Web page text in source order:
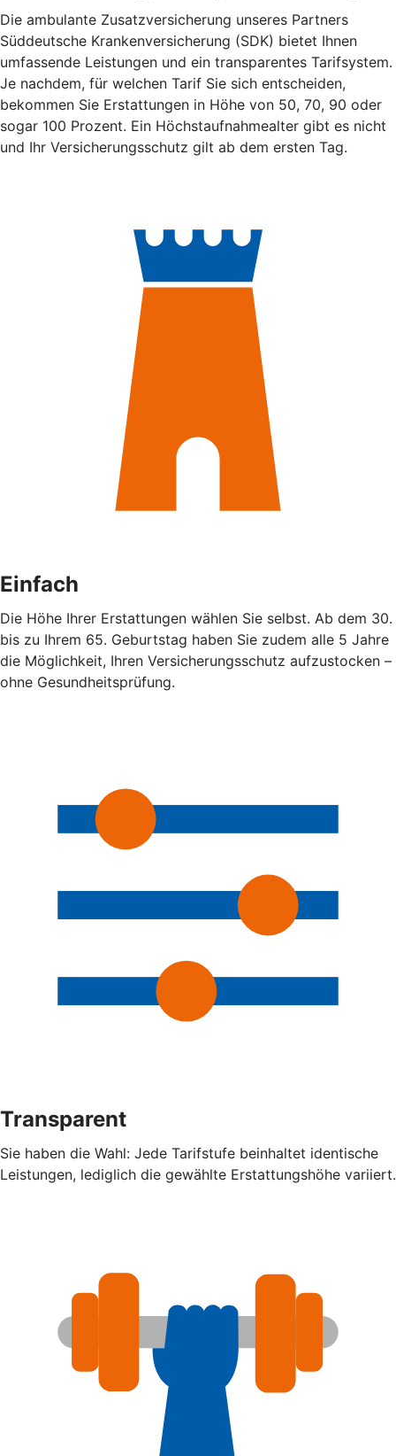
Die ambulante Zusatzversicherung unseres Partners
Süddeutsche Krankenversicherung (SDK) bietet Ihnen
umfassende Leistungen und ein transparentes Tarifsystem.
Je nachdem, für welchen Tarif Sie sich entscheiden,
bekommen Sie Erstattungen in Höhe von 50, 70, 90 oder
sogar 100 Prozent. Ein Höchstaufnahmealter gibt es nicht
und Ihr Versicherungsschutz gilt ab dem ersten Tag.
Einfach
Die Höhe Ihrer Erstattungen wählen Sie selbst. Ab dem 30.
bis zu Ihrem 65. Geburtstag haben Sie zudem alle 5 Jahre
die Möglichkeit, Ihren Versicherungsschutz aufzustocken –
ohne Gesundheitsprüfung.
Transparent
Sie haben die Wahl: Jede Tarifstufe beinhaltet identische
Leistungen, lediglich die gewählte Erstattungshöhe variiert.